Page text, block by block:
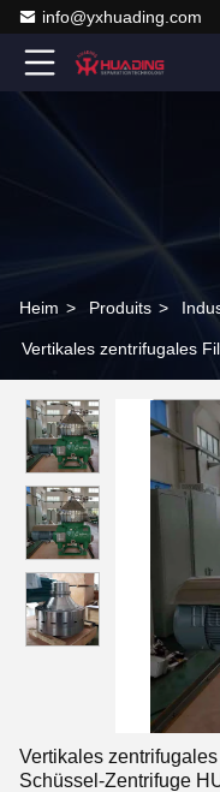
info@yxhuading.com
Heim > Produits >
Vertikales zentrifugales
Vertikales
Schüssel-Zentrifuge